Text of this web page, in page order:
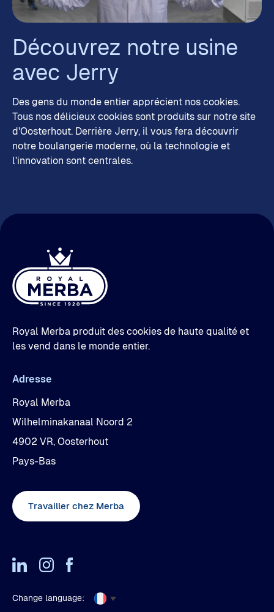
Découvrez notre usine
avec Jerry
Des gens du monde entier apprécient nos cookies.
Tous nos délicieux cookies sont produits sur notre site
d'Oosterhout. Derrière Jerry, il vous fera découvrir
notre boulangerie moderne, où la technologie et
l'innovation sont centrales.
Royal Merba produit des cookies de haute qualité et
les vend dans le monde entier.
Adresse
Royal Merba
Wilhelminakanaal Noord 2
4902 VR, Oosterhout
Pays-Bas
Travailler chez Merba
Change language: